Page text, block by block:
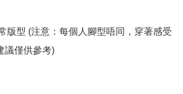
版型 (注意：每個人腳型唔同，穿著感受
議僅供參考)